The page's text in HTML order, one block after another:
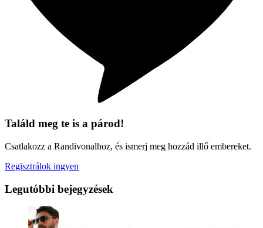
Találd meg te is a párod!
Csatlakozz a Randivonalhoz, és ismerj meg hozzád illő embereket.
Regisztrálok ingyen
Legutóbbi bejegyzések